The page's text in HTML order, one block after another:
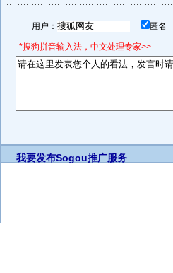
用户： 匿名
*搜狗拼音输入法，中文处理专家>>
我要发布Sogou推广服务